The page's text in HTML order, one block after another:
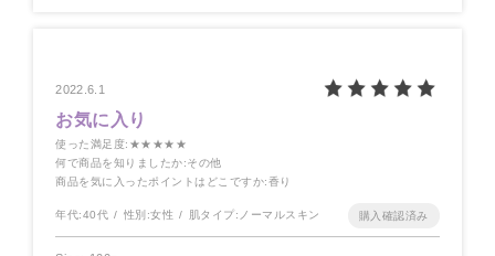
2022.6.1
お気に入り
使った満足度:★★★★★
何で商品を知りましたか:その他
商品を気に入ったポイントはどこですか:香り
年代:40代 性別:女性 肌タイプ: ノーマルスキン